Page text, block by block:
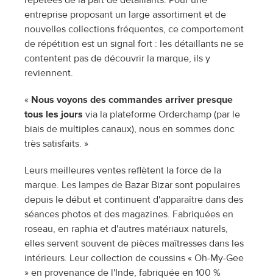
entreprise proposant un large assortiment et de
nouvelles collections fréquentes, ce comportement
de répétition est un signal fort : les détaillants ne se
contentent pas de découvrir la marque, ils y
reviennent.
« Nous voyons des commandes arriver presque
tous les jours via la plateforme Orderchamp (par le
biais de multiples canaux), nous en sommes donc
très satisfaits. »
Leurs meilleures ventes reflètent la force de la
marque. Les lampes de Bazar Bizar sont populaires
depuis le début et continuent d'apparaître dans des
séances photos et des magazines. Fabriquées en
roseau, en raphia et d'autres matériaux naturels,
elles servent souvent de pièces maîtresses dans les
intérieurs. Leur collection de coussins « Oh-My-Gee
» en provenance de l'Inde, fabriquée en 100 %